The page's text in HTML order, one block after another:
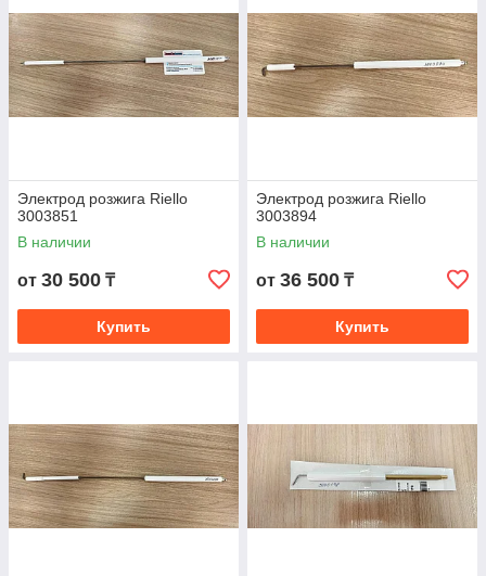
Электрод розжига Riello
3003851
В наличии
от 30 500 ₸
Купить
Электрод розжига Riello
3003894
В наличии
от 36 500 ₸
Купить